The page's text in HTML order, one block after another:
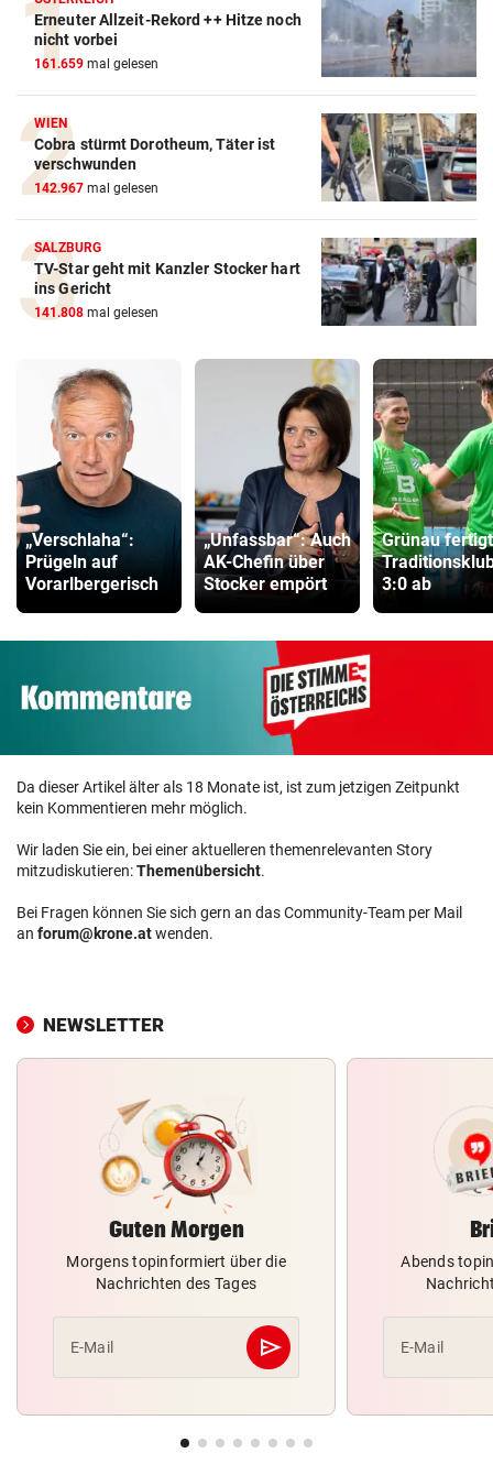
Erneuter Allzeit-Rekord ++ Hitze noch
nicht vorbei
161.659 mal gelesen
WIEN
Cobra stürmt Dorotheum, Täter ist
verschwunden
142.967 mal gelesen
SALZBURG
TV-Star geht mit Kanzler Stocker hart
ins Gericht
141.808 mal gelesen
„Verschlaha“:
Prügeln auf
Vorarlbergerisch
„Unfassbar“: Auch
AK-Chefin über
Stocker empört
Grünau
3:0 ab
Da dieser Artikel älter als 18 Monate ist, ist zum jetzigen Zeitpunkt
kein Kommentieren mehr möglich.
Wir laden Sie ein, bei einer aktuelleren themenrelevanten Story
mitzudiskutieren:Themenübersicht.
Bei Fragen können Sie sich gern an das Community-Team per Mail
an forum@krone.atwenden.
NEWSLETTER
Guten Morgen
Morgens topinformiert über die
Nachrichten des Tages
E-Mail send
Abschicken
Abends
E-Mail